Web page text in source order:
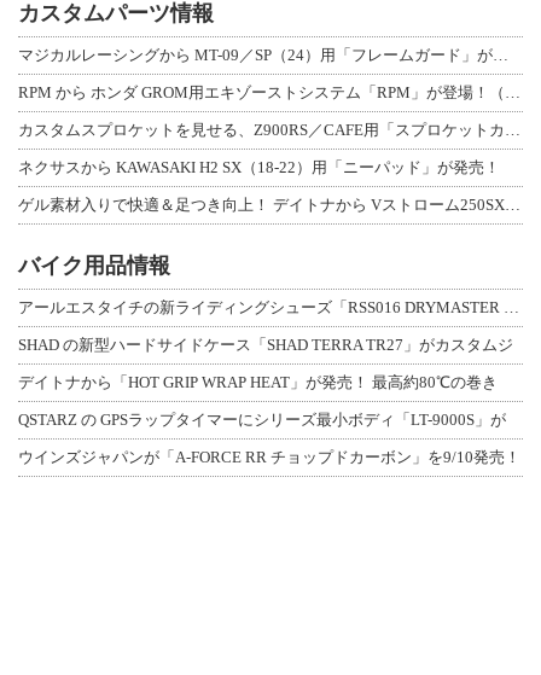
カスタムパーツ情報
マジカルレーシングから MT-09／SP（24）用「フレームガード」が登場！
RPM から ホンダ GROM用エキゾーストシステム「RPM」が登場！（動画あり
カスタムスプロケットを見せる、Z900RS／CAFE用「スプロケットカバーフルキ
ネクサスから KAWASAKI H2 SX（18-22）用「ニーパッド」が発売！
ゲル素材入りで快適＆足つき向上！ デイトナから Vストローム250SX用「快適ロ
バイク用品情報
アールエスタイチの新ライディングシューズ「RSS016 DRYMASTER スト
SHAD の新型ハードサイドケース「SHAD TERRA TR27」がカスタムジ
デイトナから「HOT GRIP WRAP HEAT」が発売！ 最高約80℃の巻き
QSTARZ の GPSラップタイマーにシリーズ最小ボディ「LT-9000S」が
ウインズジャパンが「A-FORCE RR チョップドカーボン」を9/10発売！